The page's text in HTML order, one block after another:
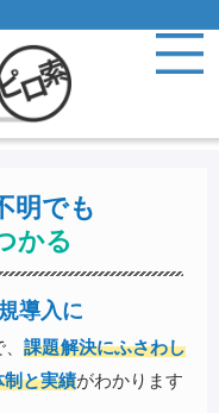
明でも
かる
導入に
、課題解決にふさわし
制と実績がわかります